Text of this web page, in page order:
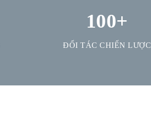
100+
ĐỐI TÁC CHIẾN LƯỢC